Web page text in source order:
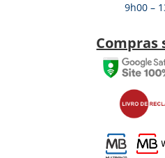
9h00 –
Compras